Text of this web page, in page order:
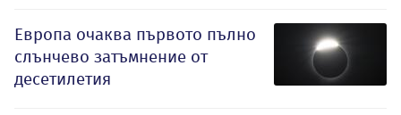
Европа очаква първото пълно
слънчево затъмнение от
десетилетия